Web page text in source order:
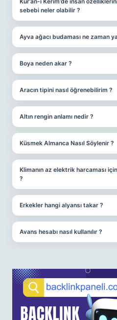
sebebi neler olabilir ?
Ayva ağacı budaması ne zaman
Boya neden akar ?
Aracın tipini nasıl öğrenebilirim ?
Altın rengin anlamı nedir ?
Küsmek Almanca Nasıl Söylenir ?
Klimanın az elektrik harcaması
?
Erkekler hangi alyansı takar ?
Avans hesabı nasıl kullanılır ?